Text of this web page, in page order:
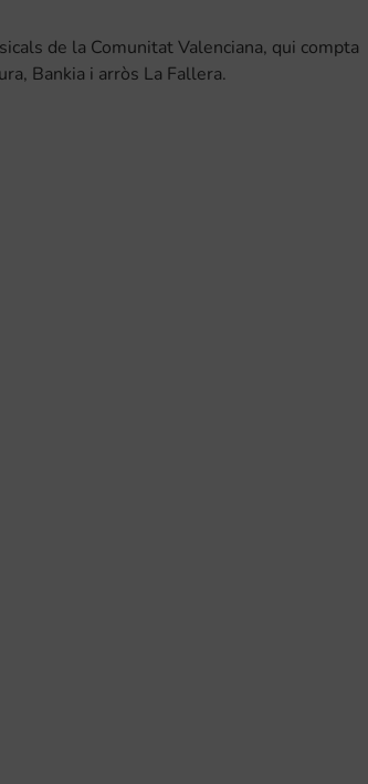
de la Comunitat Valenciana, qui compta
Bankia i arròs La Fallera.